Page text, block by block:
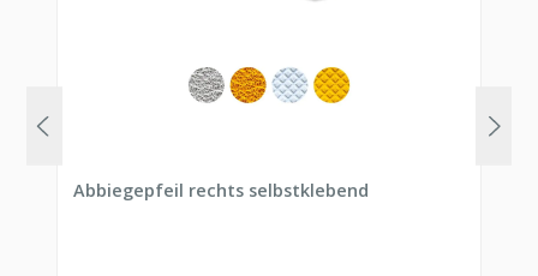
Abbiegepfeil rechts selbstklebend